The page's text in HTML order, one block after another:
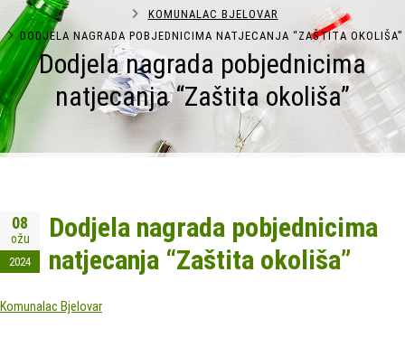
Dodjela nagrada pobjednicima
natjecanja “Zaštita okoliša”
KOMUNALAC BJELOVAR
DODJELA NAGRADA POBJEDNICIMA NATJECANJA “ZAŠTITA OKOLIŠA”
08
ožu
2024
Dodjela nagrada pobjednicima
natjecanja “Zaštita okoliša”
Komunalac Bjelovar